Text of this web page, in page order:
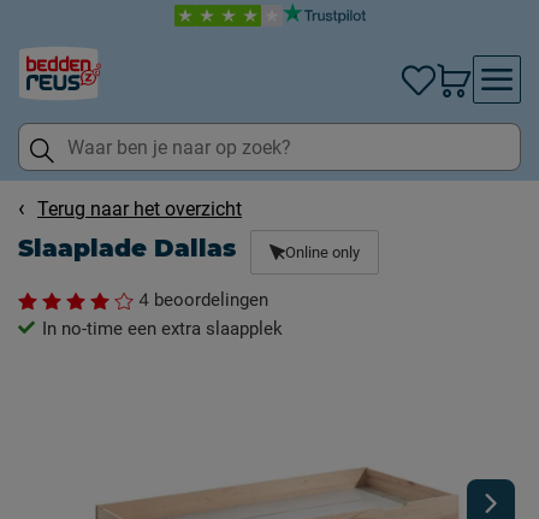
Terug naar het overzicht
Slaaplade Dallas Online only
4 beoordelingen
In no-time een extra slaapplek